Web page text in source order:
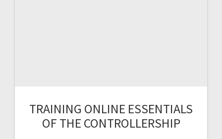
functions, corporate accounting cycle, capital
budgeting, discounted cash flow, net present